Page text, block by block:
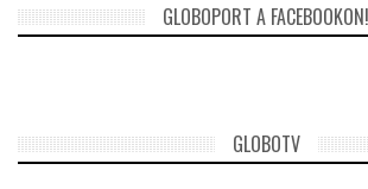
GLOBOPORT A FACEBOOKON!
GLOBOTV